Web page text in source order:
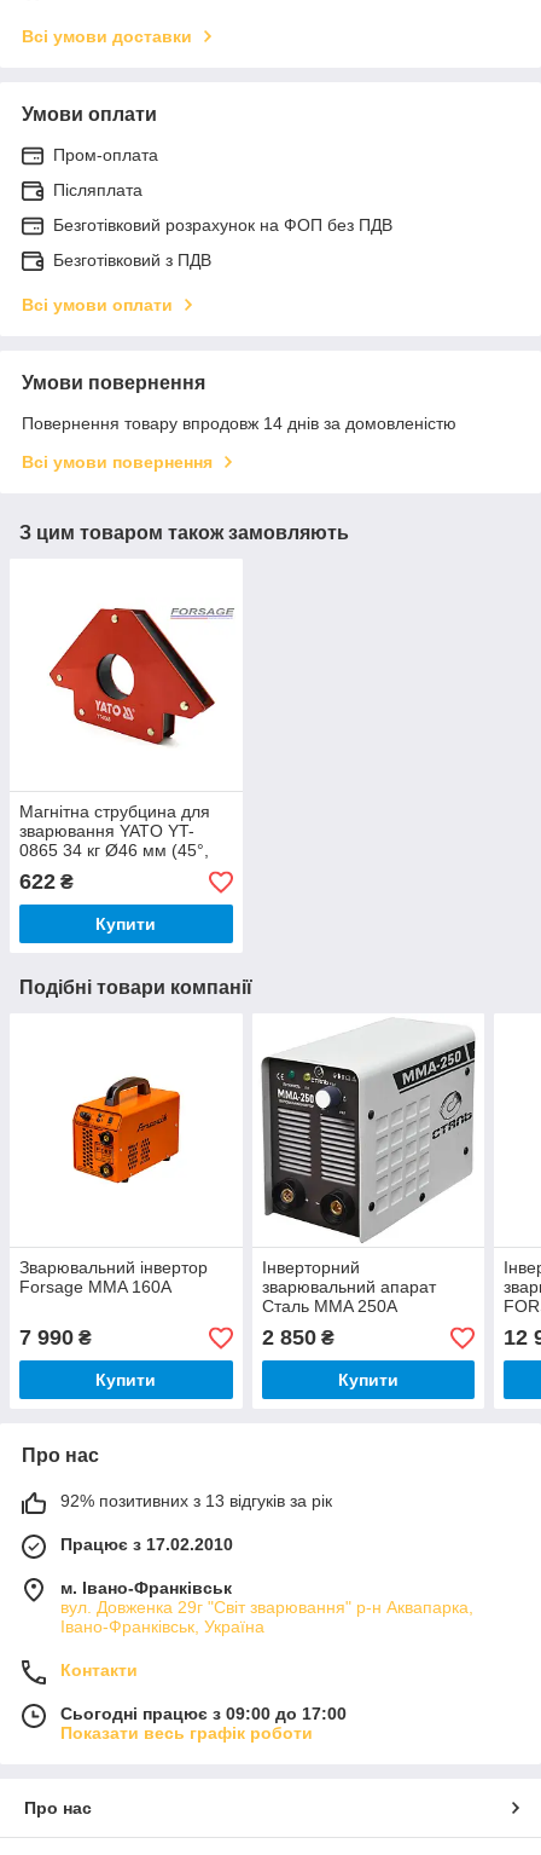
Всі умови доставки
Умови оплати
Пром-оплата
Післяплата
Безготівковий розрахунок на ФОП без ПДВ
Безготівковий з ПДВ
Всі умови оплати
Умови повернення
Повернення товару впродовж 14 днів за домовленістю
Всі умови повернення
З цим товаром також замовляють
Магнітна струбцина для
зварювання YATO YT-
0865 34 кг Ø46 мм (45°,
90°, 135°)
622 ₴
Купити
Подібні товари компанії
Зварювальний інвертор
Forsage MMA 160A
7 990 ₴
Купити
Інверторний
зварювальний апарат
Сталь MMA 250А
2 850₴
Купити
12
Про нас
92% позитивних з 13 відгуків за рік
Працює з 17.02.2010
м. Івано-Франківськ
вул. Довженка 29г "Світ зварювання" р-н Аквапарка,
Івано-Франківськ, Україна
Контакти
Сьогодні працює з 09:00 до 17:00
Показати весь графік роботи
Про нас